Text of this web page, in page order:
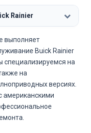
Rainier
выполняет
Buick Rainier
на
на
версиях.
американскими